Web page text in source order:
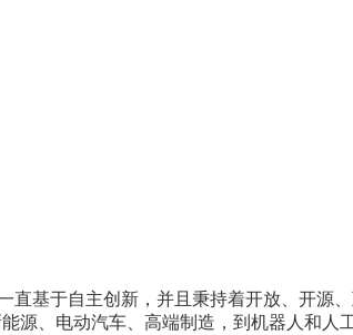
基于自主创新，并且秉持着开放、开源
源、电动汽车、高端制造，到机器人和人